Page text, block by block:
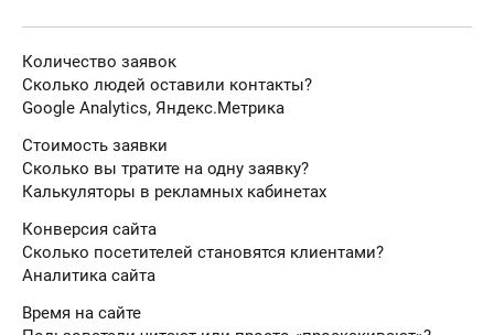
Количество заявок
Сколько людей оставили контакты?
Google Analytics, Яндекс.Метрика
Стоимость заявки
Сколько вы тратите на одну заявку?
Калькуляторы в рекламных кабинетах
Конверсия сайта
Сколько посетителей становятся клиентами?
Аналитика сайта
Время на сайте